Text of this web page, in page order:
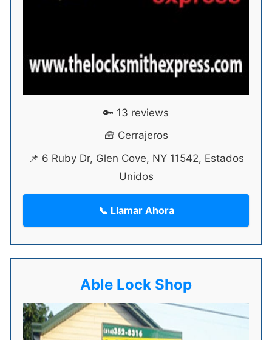
🔑 13 reviews
🧰 Cerrajeros
📌 6 Ruby Dr, Glen Cove, NY 11542, Estados
Unidos
📞 Llamar Ahora
Able Lock Shop